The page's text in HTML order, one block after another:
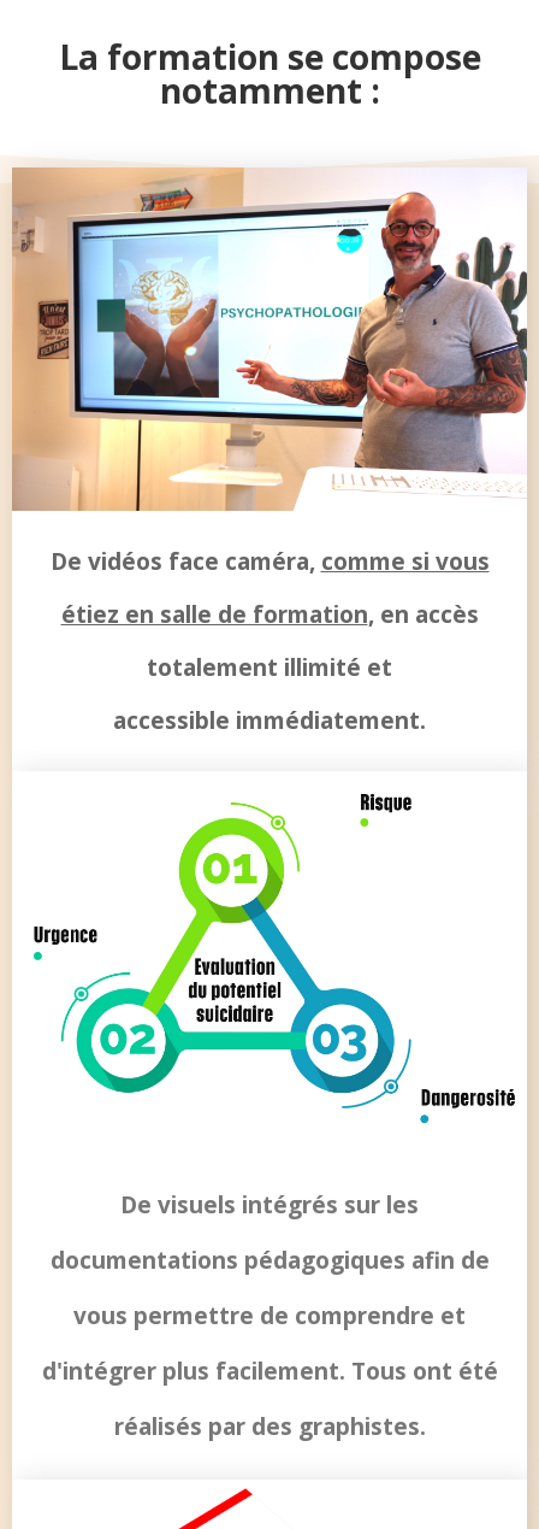
La formation se compose
notamment :
De vidéos face caméra, comme si vous
étiez en salle de formation, en accès
totalement illimité et
accessible immédiatement.
De visuels intégrés sur les
documentations pédagogiques afin de
vous permettre de comprendre et
d'intégrer plus facilement. Tous ont été
réalisés par des graphistes.